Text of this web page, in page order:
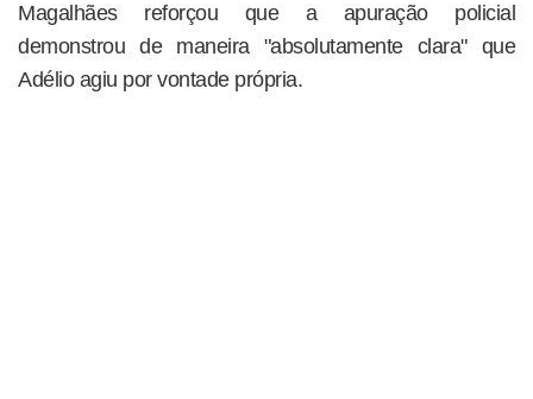
Magalhães reforçou que a apuração policial
demonstrou de maneira "absolutamente clara" que
Adélio agiu por vontade própria.